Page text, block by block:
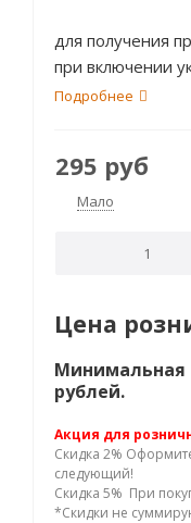
для получения
при включении
транспортных
Подробнее
295 руб
Мало
Цена
рублей.
Акция для
Скидка 2%
следующий!
Скидка 5% При
*Скидки не